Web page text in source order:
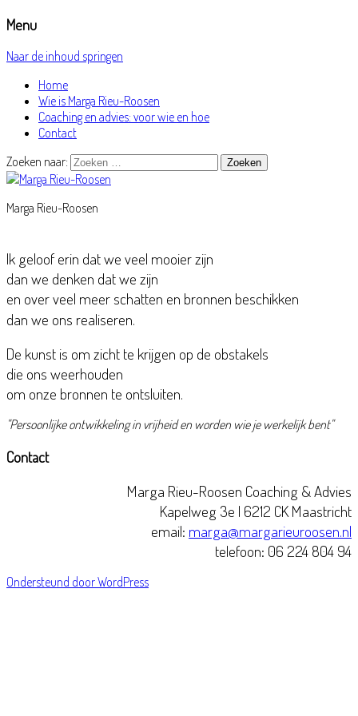
Marga Rieu-Roosen
Menu
Naar de inhoud springen
Home
Wie is Marga Rieu-Roosen
Coaching en advies: voor wie en hoe
Contact
Zoeken naar:
Marga Rieu-Roosen
Ik geloof erin dat we veel mooier zijn
dan we denken dat we zijn
en over veel meer schatten en bronnen beschikken
dan we ons realiseren.
De kunst is om zicht te krijgen op de obstakels
die ons weerhouden
om onze bronnen te ontsluiten.
"Persoonlijke ontwikkeling in vrijheid en worden wie je werkelijk bent"
Contact
Marga Rieu-Roosen Coaching & Advies
Kapelweg 3e | 6212 CK Maastricht
email: marga@margarieuroosen.nl
telefoon: 06 224 804 94
Ondersteund door WordPress